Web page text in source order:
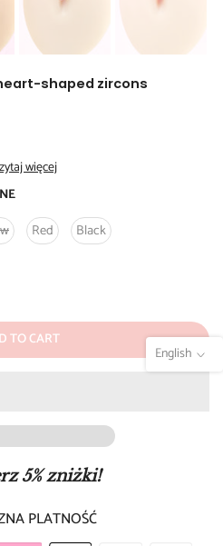
shaped zircons
is more than just an accessory;
więcej
Red Black
TO CART
5% zniżki!
PLATNOŚĆ
English